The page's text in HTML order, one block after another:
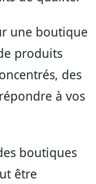
une boutique
produits
des
à vos
boutiques
être